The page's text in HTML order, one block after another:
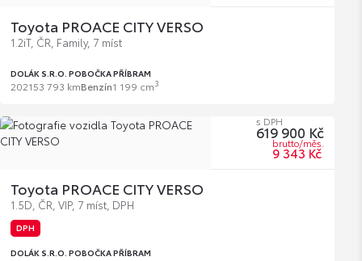
Toyota PROACE CITY VERSO
1.2iT, ČR, Family, 7 míst
DOLÁK S.R.O. POBOČKA PŘÍBRAM
202153 793 kmBenzín1 199 cm3
Toyota PROACE CITY VERSO
1.5D, ČR, VIP, 7 míst, DPH
DPH
DOLÁK S.R.O. POBOČKA PŘÍBRAM
s DPH
619 900 Kč
brutto/měs.
9 343 Kč